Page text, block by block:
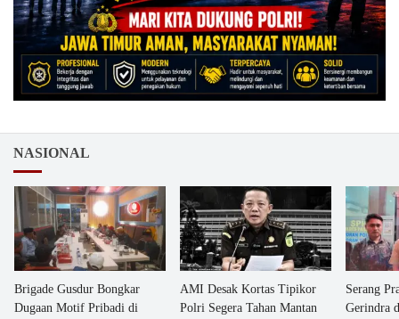
NASIONAL
Brigade Gusdur Bongkar
Dugaan Motif Pribadi di
AMI Desak Kortas Tipikor
Polri Segera Tahan Mantan
Serang
Gerindra